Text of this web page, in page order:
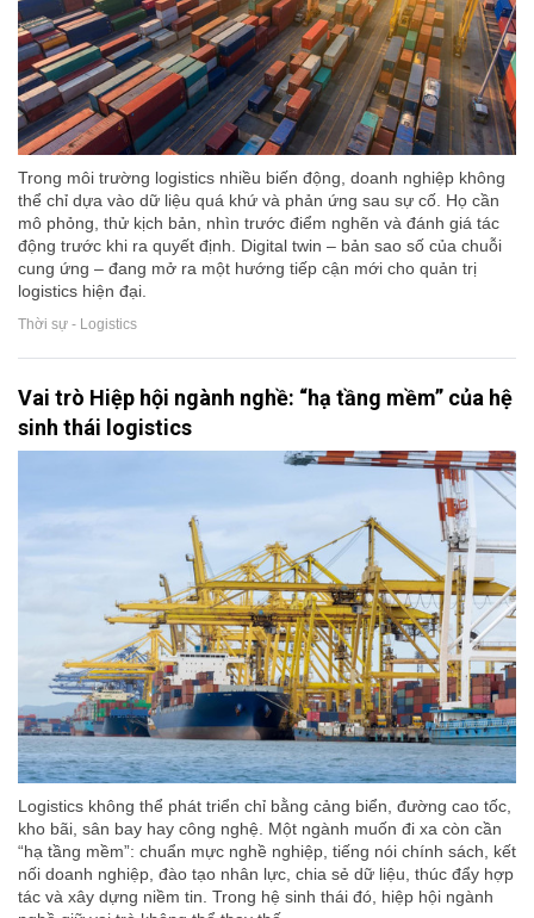
Trong môi trường logistics nhiều biến động, doanh nghiệp không
thể chỉ dựa vào dữ liệu quá khứ và phản ứng sau sự cố. Họ cần
mô phỏng, thử kịch bản, nhìn trước điểm nghẽn và đánh giá tác
động trước khi ra quyết định. Digital twin – bản sao số của chuỗi
cung ứng – đang mở ra một hướng tiếp cận mới cho quản trị
logistics hiện đại.
Thời sự - Logistics
Vai trò Hiệp hội ngành nghề: “hạ tầng mềm” của hệ
sinh thái logistics
Logistics không thể phát triển chỉ bằng cảng biển, đường cao tốc,
kho bãi, sân bay hay công nghệ. Một ngành muốn đi xa còn cần
“hạ tầng mềm”: chuẩn mực nghề nghiệp, tiếng nói chính sách, kết
nối doanh nghiệp, đào tạo nhân lực, chia sẻ dữ liệu, thúc đẩy hợp
tác và xây dựng niềm tin. Trong hệ sinh thái đó, hiệp hội ngành